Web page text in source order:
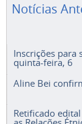
Notícias
Inscrições para
quinta-feira, 6
Aline Bei
Retificado